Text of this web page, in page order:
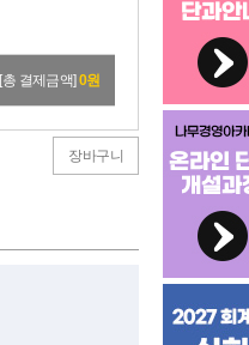
[총 결제금액] 0원
장바구니